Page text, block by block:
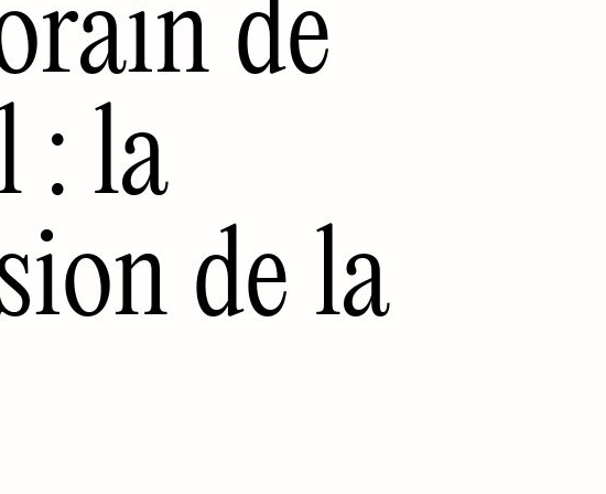
: la
de la